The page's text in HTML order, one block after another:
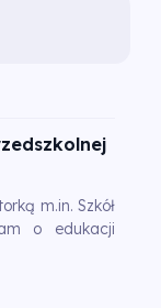
m.in. Szkół
o edukacji